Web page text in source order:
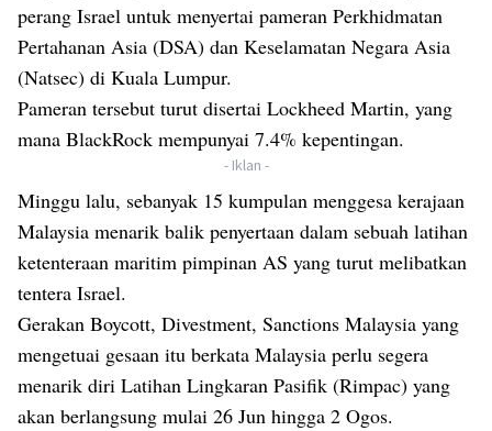
perang Israel untuk menyertai pameran Perkhidmatan
Pertahanan Asia (DSA) dan Keselamatan Negara Asia
(Natsec) di Kuala Lumpur.
Pameran tersebut turut disertai Lockheed Martin, yang
mana BlackRock mempunyai 7.4% kepentingan.
- Iklan -
Minggu lalu, sebanyak 15 kumpulan menggesa kerajaan
Malaysia menarik balik penyertaan dalam sebuah latihan
ketenteraan maritim pimpinan AS yang turut melibatkan
tentera Israel.
Gerakan Boycott, Divestment, Sanctions Malaysia yang
mengetuai gesaan itu berkata Malaysia perlu segera
menarik diri Latihan Lingkaran Pasifik (Rimpac) yang
akan berlangsung mulai 26 Jun hingga 2 Ogos.